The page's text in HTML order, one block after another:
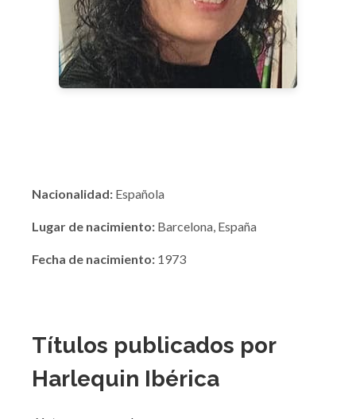
Nacionalidad: Española
Lugar de nacimiento: Barcelona, España
Fecha de nacimiento: 1973
Títulos publicados por
Harlequin Ibérica